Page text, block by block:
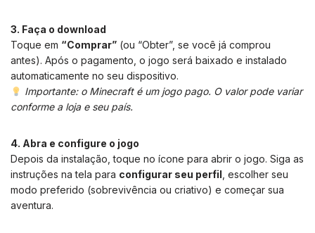
3. Faça o download
Toque em “Comprar” (ou “Obter”, se você já comprou
antes). Após o pagamento, o jogo será baixado e instalado
automaticamente no seu dispositivo.
Importante: o Minecraft é um jogo pago. O valor pode variar
conforme a loja e seu país.
4. Abra e configure o jogo
Depois da instalação, toque no ícone para abrir o jogo. Siga as
instruções na tela para configurar seu perfil , escolher seu
modo preferido (sobrevivência ou criativo) e começar sua
aventura.